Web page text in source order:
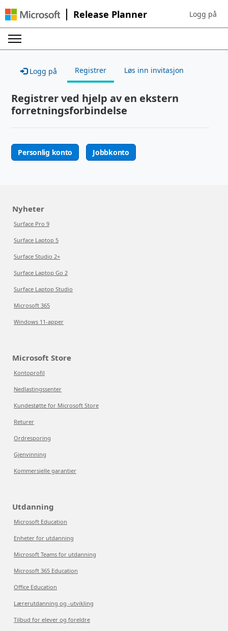
Release Planner Sign in to
Logg på
Logg på Registrer Løs inn invitasjon
Registrer ved hjelp av en ekstern
forretningsforbindelse
Personlig konto Jobbkonto
Nyheter
Surface Pro 9
Surface Laptop 5
Surface Studio 2+
Surface Laptop Go 2
Surface Laptop Studio
Microsoft 365
Windows 11-apper
Microsoft Store
Kontoprofil
Nedlastingssenter
Kundestøtte for Microsoft Store
Returer
Ordresporing
Gjenvinning
Kommersielle garantier
Utdanning
Microsoft Education
Enheter for utdanning
Microsoft Teams for utdanning
Microsoft 365 Education
Office Education
Lærerutdanning og -utvikling
Tilbud for elever og foreldre